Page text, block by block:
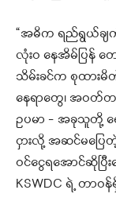
“အဓိက ရည်ရွယ်ချ
လုံးဝ ‌နေအိမ်ပြန်
သိမ်းခင်က စုထားမိ
နေရာတွေ၊ အဝတ်
ဥပမာ – အခုသူတို့
ငှားလို့ အဆင်မ‌ပြ
ဝင်ငွေရအောင်ဆိုပြီ
KSWDC ရဲ့ တာ